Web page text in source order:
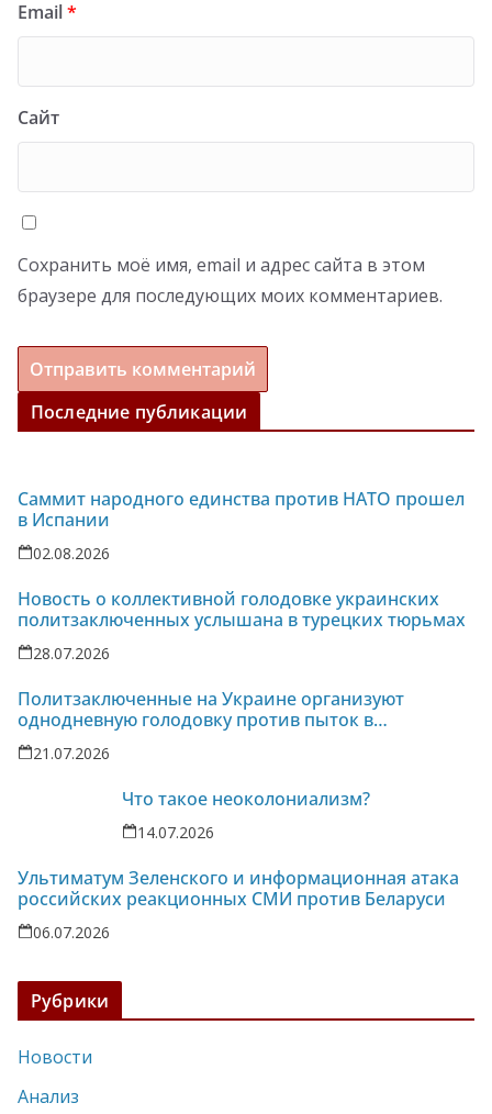
Email*
Сайт
Сохранить моё имя, email и адрес сайта в этом
браузере для последующих моих комментариев.
Последние публикации
Саммит народного единства против НАТО прошел
в Испании
02.08.2026
Новость о коллективной голодовке украинских
политзаключенных услышана в турецких тюрьмах
28.07.2026
Политзаключенные на Украине организуют
однодневную голодовку против пыток в
колонии-86
21.07.2026
Что такое неоколониализм?
14.07.2026
Ультиматум Зеленского и информационная атака
российских реакционных СМИ против Беларуси
06.07.2026
Рубрики
Новости
Анализ